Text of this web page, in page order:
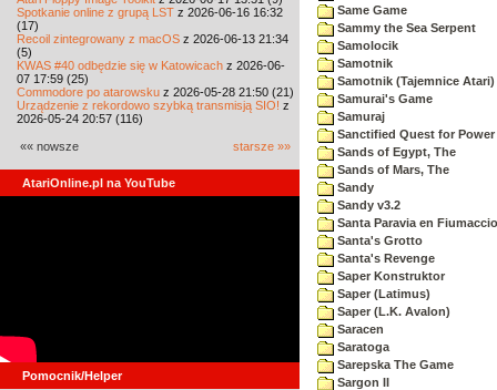
Spotkanie online z grupą LST z 2026-06-16 16:32
(17)
Recoil zintegrowany z macOS z 2026-06-13 21:34
(5)
KWAS #40 odbędzie się w Katowicach z 2026-06-
07 17:59 (25)
Commodore po atarowsku z 2026-05-28 21:50 (21)
Urządzenie z rekordowo szybką transmisją SIO! z
2026-05-24 20:57 (116)
«« nowsze starsze »»
AtariOnline.pl na YouTube
Pomocnik/Helper
Same Game
Sammy the Sea Serpent
Samolocik
Samotnik
Samotnik (Tajemnice Atari)
Samurai's Game
Samuraj
Sanctified Quest for Power
Sands of Egypt, The
Sands of Mars, The
Sandy
Sandy v3.2
Santa Paravia en Fiumaccio
Santa's Grotto
Santa's Revenge
Saper Konstruktor
Saper (Latimus)
Saper (L.K. Avalon)
Saracen
Saratoga
Sarepska The Game
Sargon II